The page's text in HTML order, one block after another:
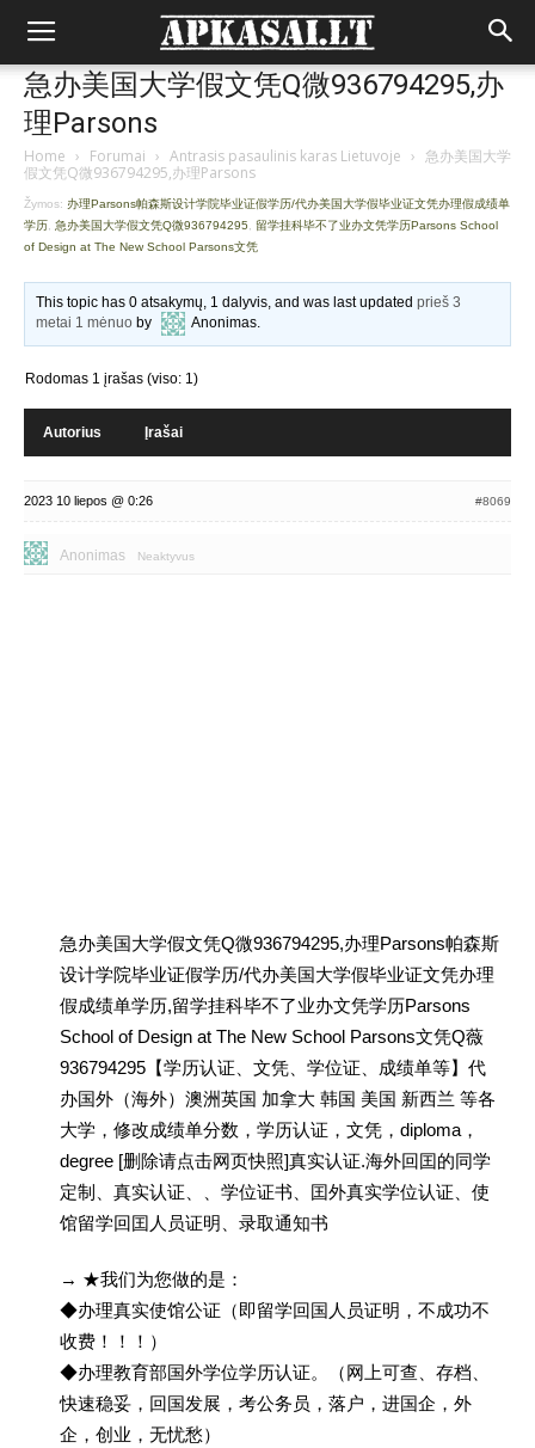
急办美国大学假文凭Q微936794295,办
理Parsons
Home › Forumai › Antrasis pasaulinis karas Lietuvoje › 急办美国大学
假文凭Q微936794295,办理Parsons
Žymos: 办理Parsons帕森斯设计学院毕业证假学历/代办美国大学假毕业证文凭办理假成绩单
学历 急办美国大学假文凭Q微936794295
留学挂科毕不了业办文凭学历Parsons School
of Design at The New School Parsons文凭
This topic has 0 atsakymų, 1 dalyvis, and was last updatedprieš 3
metai 1 mėnuo by Anonimas.
Rodomas 1 įrašas (viso: 1)
Autorius Įrašai
2023 10 liepos @ 0:26 #8069
Anonimas Neaktyvus
急办美国大学假文凭Q微936794295,办理Parsons帕森斯
设计学院毕业证假学历/代办美国大学假毕业证文凭办理
假成绩单学历,留学挂科毕不了业办文凭学历Parsons
School of Design at The New School Parsons文凭Q薇
936794295【学历认证、文凭、学位证、成绩单等】代
办国外（海外）澳洲英国 加拿大 韩国 美国 新西兰 等各
大学，修改成绩单分数，学历认证，文凭，diploma，
degree [删除请点击网页快照]真实认证.海外回囯的同学
定制、真实认证、、学位证书、囯外真实学位认证、使
馆留学回囯人员证明、录取通知书
→ ★我们为您做的是：
◆办理真实使馆公证（即留学回国人员证明，不成功不
收费！！！）
◆办理教育部国外学位学历认证。（网上可查、存档、
快速稳妥，回国发展，考公务员，落户，进国企，外
企，创业，无忧愁）